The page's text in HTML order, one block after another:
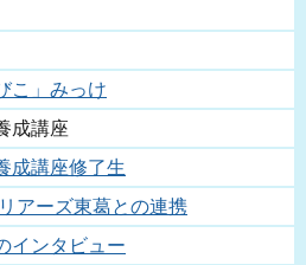
こ」みっけ
成講座
成講座修了生
アーズ東葛との連携
インタビュー